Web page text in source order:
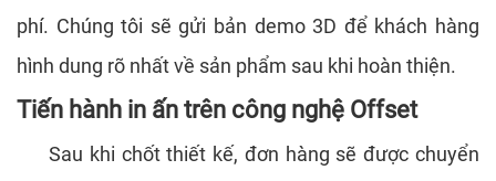
phí. Chúng tôi sẽ gửi bản demo 3D để khách hàng
hình dung rõ nhất về sản phẩm sau khi hoàn thiện.
Tiến hành in ấn trên công nghệ Offset
Sau khi chốt thiết kế, đơn hàng sẽ được chuyển